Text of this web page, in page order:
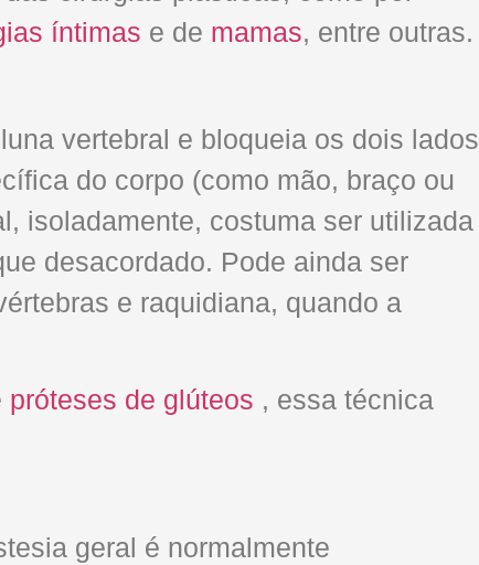
íntimas e de mamas, entre outras.
vertebral e bloqueia os dois lados
do corpo (como mão, braço ou
isoladamente, costuma ser utilizada
desacordado. Pode ainda ser
e raquidiana, quando a
próteses de glúteos , essa técnica
geral é normalmente